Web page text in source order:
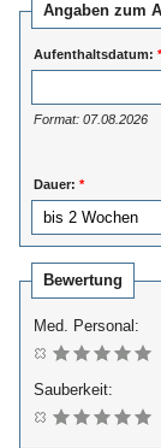
Angaben zum
Aufenthaltsdatum: *
Format: 07.08.2026
Dauer: *
Bewertung
Med. Personal:
Sauberkeit: